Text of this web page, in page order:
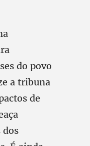
do povo
a tribuna
de